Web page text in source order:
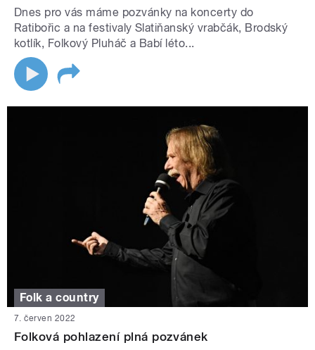
Dnes pro vás máme pozvánky na koncerty do
Ratibořic a na festivaly Slatiňanský vrabčák, Brodský
kotlík, Folkový Pluháč a Babí léto...
Folk a country
7. červen 2022
Folková pohlazení plná pozvánek